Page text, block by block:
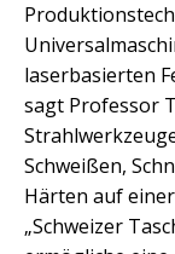
laserbasierten
sagt Professor
Schweißen,
Härten auf
„Schweizer